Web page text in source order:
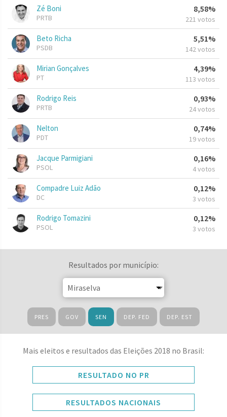
Zé Boni
PRTB
8,58%
221 votos
Beto Richa
PSDB
5,51%
142 votos
Mirian Gonçalves
PT
4,39%
113 votos
Rodrigo Reis
PRTB
0,93%
24 votos
Nelton
PDT
0,74%
19 votos
Jacque Parmigiani
PSOL
0,16%
4 votos
Compadre Luiz Adão
DC
0,12%
3 votos
Rodrigo Tomazini
PSOL
0,12%
3 votos
Resultados por município:
PRES GOV SEN DEP. FED DEP. EST
Mais eleitos e resultados das Eleições 2018 no Brasil:
RESULTADO NO PR
RESULTADOS NACIONAIS